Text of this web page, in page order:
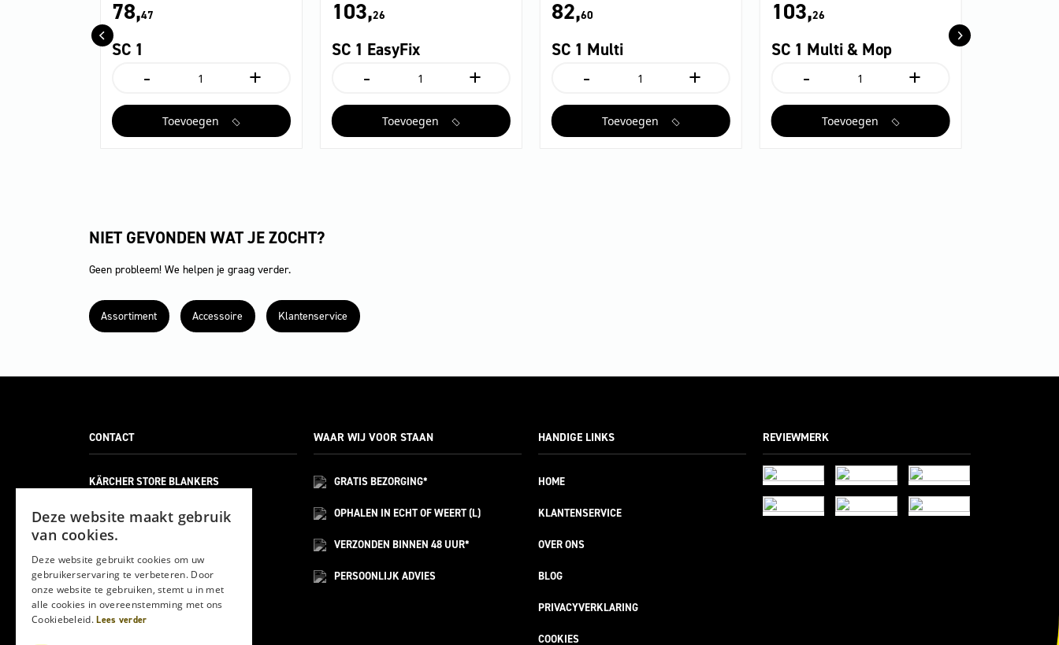
78,47
SC 1
-
aantal
+
Toevoegen
103,26
SC 1 EasyFix
-
EasyFix
+
Toevoegen
82,60
SC 1 Multi
-
Multi
+
Toevoegen
103,26
SC 1 Multi & Mop
-
Multi
Mop
+
Toevoegen
NIET GEVONDEN WAT JE ZOCHT?
Geen probleem! We helpen je graag verder.
Assortiment Accessoire Klantenservice
CONTACT
KÄRCHER STORE BLANKERS
6101 XA
ECHT
(HOOFDVESTIGING)
MOESDIJK 12F
6004 AX
WEERT
WAAR WIJ VOOR STAAN
GRATISBEZORGING*
OPHALEN IN ECHT OF WEERT (L)
VERZONDEN BINNEN 48 UUR*
PERSOONLIJKADVIES
HANDIGE LINKS
HOME
KLANTENSERVICE
OVER ONS
BLOG
PRIVACYVERKLARING
COOKIES
REVIEWMERK
Deze website maakt gebruik
van cookies.
Deze website gebruikt cookies om uw
gebruikerservaring te verbeteren. Door
onze website te gebruiken, stemt u in met
alle cookies in overeenstemming met ons
Cookiebeleid.Lees verder